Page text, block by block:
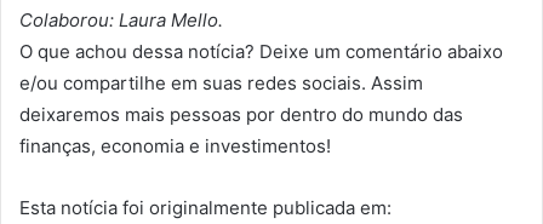
Colaborou: Laura Mello.
O que achou dessa notícia? Deixe um comentário abaixo
e/ou compartilhe em suas redes sociais. Assim
deixaremos mais pessoas por dentro do mundo das
finanças, economia e investimentos!
Esta notícia foi originalmente publicada em: